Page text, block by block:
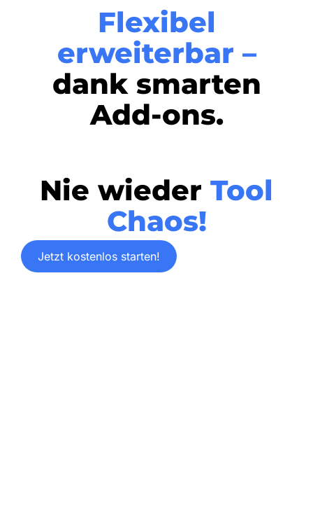
Flexibel
erweiterbar –
dank smarten
Add-ons.
Nie wieder Tool
Chaos!
Jetzt kostenlos starten!